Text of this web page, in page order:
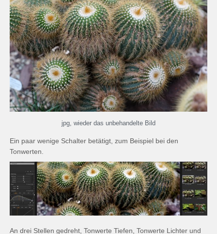
jpg, wieder das unbehandelte Bild
Ein paar wenige Schalter betätigt, zum Beispiel bei den
Tonwerten.
An drei Stellen gedreht, Tonwerte Tiefen, Tonwerte Lichter und